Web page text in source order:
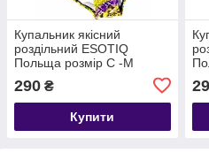
Купальник якісний
роздільний ESOTIQ
Польща розмір С -М
чорний кольоровий 44 46
290 ₴
Купити